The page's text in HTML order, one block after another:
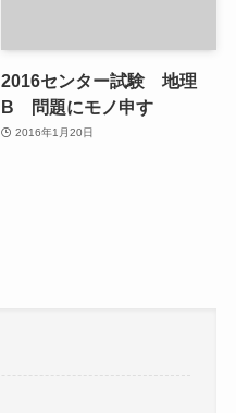
2016センター試験 地理
B 問題にモノ申す
2016年1月20日